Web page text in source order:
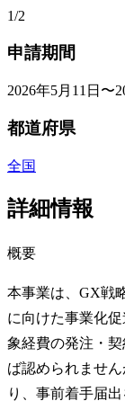
1/2
申請期間
2026年5月11日〜
都道府県
全国
詳細情報
概要
本事業は、GX戦
に向けた事業化
象経費の発注・
ば認められませ
り、事前着手届